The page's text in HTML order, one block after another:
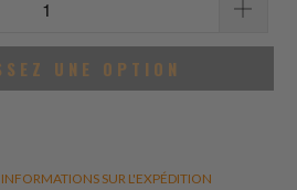
UNE OPTION
INFORMATIONS SUR L'EXPÉDITION